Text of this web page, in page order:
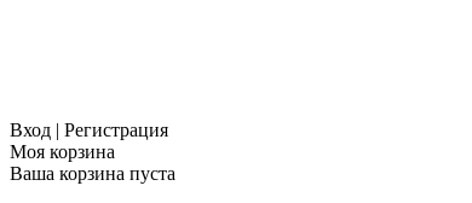
Вход | Регистрация
Моя корзина
Ваша корзина пуста